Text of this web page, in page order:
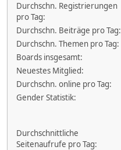
Durchschn. Registrierungen
pro Tag:
Durchschn. Beiträge pro Tag:
Durchschn. Themen pro Tag:
Boards insgesamt:
Neuestes Mitglied:
Durchschn. online pro Tag:
Gender Statistik:
Durchschnittliche
Seitenaufrufe pro Tag: